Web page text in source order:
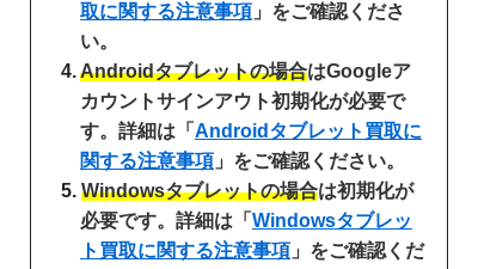
取に関する注意事項 」をご確認くださ
い。
Androidタブレットの場合はGoogleア
カウントサインアウト初期化が必要で
す。詳細は「 Androidタブレット買取に
関する注意事項 」をご確認ください。
Windowsタブレットの場合は初期化が
必要です。詳細は「 Windowsタブレッ
ト買取に関する注意事項 」をご確認くだ